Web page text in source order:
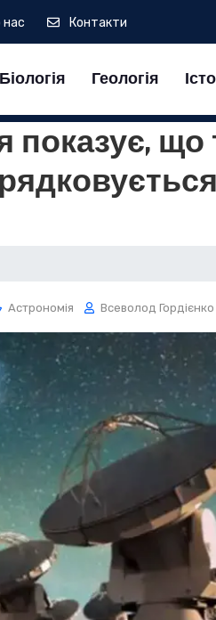
нас Контакти
Біологія Геологія
що
Астрономія Всеволод Гордієнко